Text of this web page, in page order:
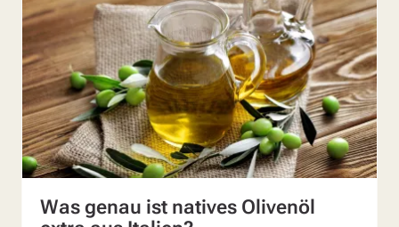
Was genau ist natives Olivenöl